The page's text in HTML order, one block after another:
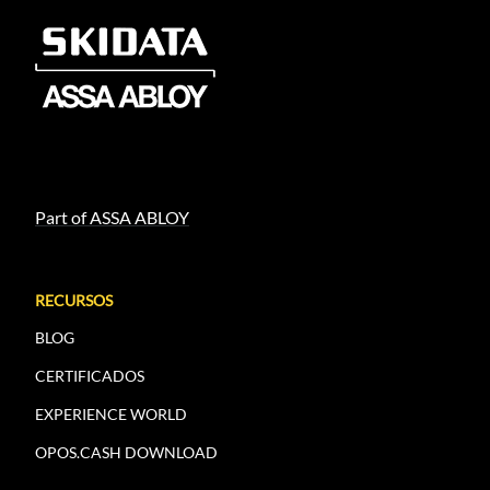
Part of ASSA ABLOY
RECURSOS
BLOG
CERTIFICADOS
EXPERIENCE WORLD
OPOS.CASH DOWNLOAD